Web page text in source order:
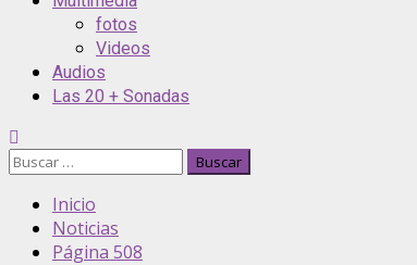
fotos
Videos
Audios
Las 20 + Sonadas
Buscar:
Inicio
Noticias
Página 508